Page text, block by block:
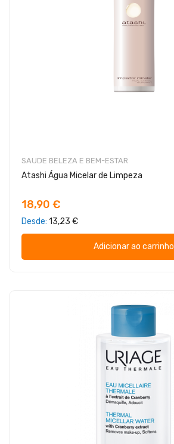
SAUDE BELEZA E BEM-ESTAR
Atashi Água Micelar de Limpeza
18,90 €
Desde 13,23 €
Adicionar ao carrinho